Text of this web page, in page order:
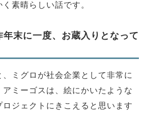
素晴らしい話です。
末に一度、お蔵入りとなって
ミグロが社会企業として非常に
ミーゴスは、絵にかいたような
ジェクトにきこえると思います